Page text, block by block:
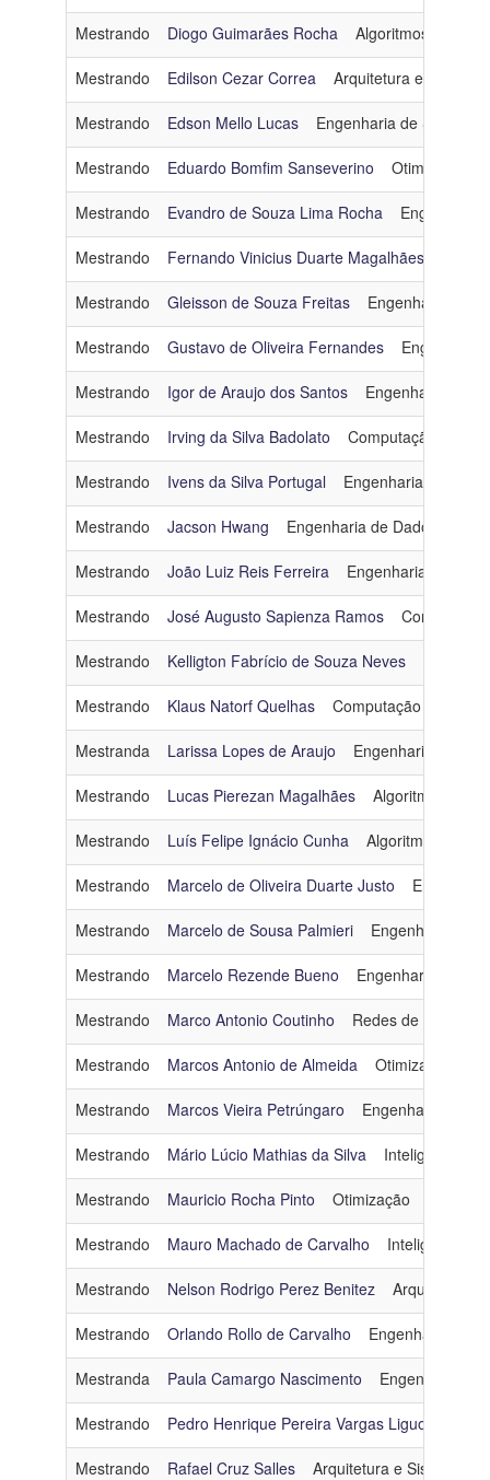
Mestrando Diogo Guimarães Rocha Algoritmos e
Mestrando Edilson Cezar Correa Arquitetura e
Mestrando Edson Mello Lucas Engenharia de Software
Mestrando Eduardo Bomfim Sanseverino Otimização
Mestrando Evandro de Souza Lima Rocha Engenharia
Mestrando Fernando Vinicius Duarte Magalhães
Mestrando Gleisson de Souza Freitas Engenharia de
Mestrando Gustavo de Oliveira Fernandes Engenharia
Mestrando Igor de Araujo dos Santos Engenharia de
Mestrando Irving da Silva Badolato Computação Gráfica
Mestrando Ivens da Silva Portugal Engenharia de
Mestrando Jacson Hwang Engenharia de Dados e
Mestrando João Luiz Reis Ferreira Engenharia de
Mestrando José Augusto Sapienza Ramos
Mestrando Kelligton Fabrício de Souza Neves
Mestrando Klaus Natorf Quelhas Computação Gráfica
Mestranda Larissa Lopes de Araujo Engenharia de
Mestrando Lucas Pierezan Magalhães Algoritmos e
Mestrando Luís Felipe Ignácio Cunha Algoritmos e
Mestrando Marcelo de Oliveira Duarte Justo
Mestrando Marcelo de Sousa Palmieri Engenharia de
Mestrando Marcelo Rezende Bueno Engenharia de
Mestrando Marco Antonio Coutinho Redes de
Mestrando Marcos Antonio de Almeida Otimização
Mestrando Marcos Vieira Petrúngaro Engenharia de
Mestrando Mário Lúcio Mathias da Silva Inteligência
Mestrando Mauricio Rocha Pinto Otimização
Mestrando Mauro Machado de Carvalho Inteligência
Mestrando Nelson Rodrigo Perez Benitez Arquitetura e
Mestrando Orlando Rollo de Carvalho Engenharia de
Mestranda Paula Camargo Nascimento Engenharia de
Mestrando Pedro Henrique Pereira Vargas Liguori
Mestrando Rafael Cruz Salles Arquitetura e Sistemas